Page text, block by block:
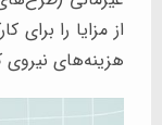
از مزایا را برای
هزینه‌های نیروی